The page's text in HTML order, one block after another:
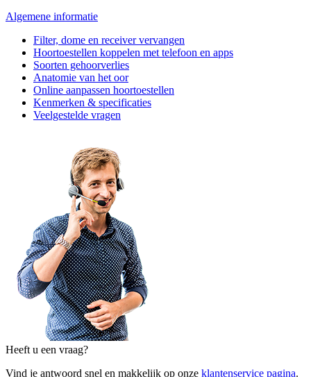
Algemene informatie
Filter, dome en receiver vervangen
Hoortoestellen koppelen met telefoon en apps
Soorten gehoorverlies
Anatomie van het oor
Online aanpassen hoortoestellen
Kenmerken & specificaties
Veelgestelde vragen
Heeft u een vraag?
Vind je antwoord snel en makkelijk op onze klantenservice pagina.